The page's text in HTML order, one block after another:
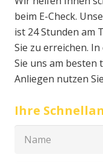
beim E-Check.
ist 24 Stunden am Tag an 365 Tagen im Jahr zu für
Sie zu erreichen. In
Sie uns am besten
Anliegen nutzen
Ihre